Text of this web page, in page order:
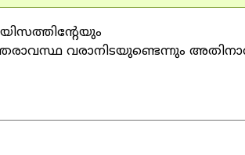
വരാനിടയുണ്ടെന്നും